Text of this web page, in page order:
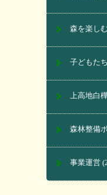
森を楽し
子どもた
上高地白
森林整備
事業運営